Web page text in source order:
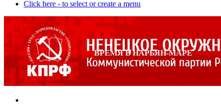
Click here - to select or create a menu
ВРЕМЯ В НАРЬЯН-МАРЕ